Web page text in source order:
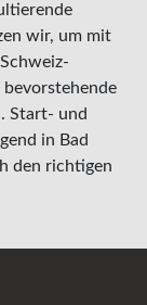
wir, um mit
Start- und
in Bad
den richtigen